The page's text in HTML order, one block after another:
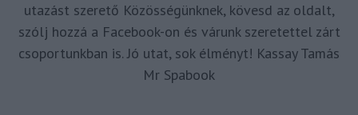
utazást szerető Közösségünknek, kövesd az oldalt,
szólj hozzá a Facebook-on és várunk szeretettel zárt
csoportunkban is. Jó utat, sok élményt! Kassay Tamás
Mr Spabook